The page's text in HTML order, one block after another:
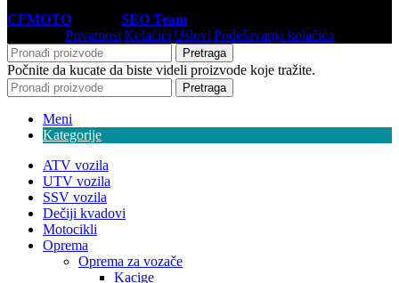
CFMOTO
SEO Team
PrivatnostKolačići Uslovi Podešavanja kolačića
Pretraga
Počnite da kucate da biste videli proizvode koje tražite.
Pretraga
Meni
Kategorije
ATV vozila
UTV vozila
SSV vozila
Dečiji kvadovi
Motocikli
Oprema
Oprema za vozače
Kacige